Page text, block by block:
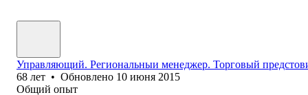
Управляющий. Региональныи менеджер. Торговый
68 лет • Обновлено 10 июня 2015
Общий опыт